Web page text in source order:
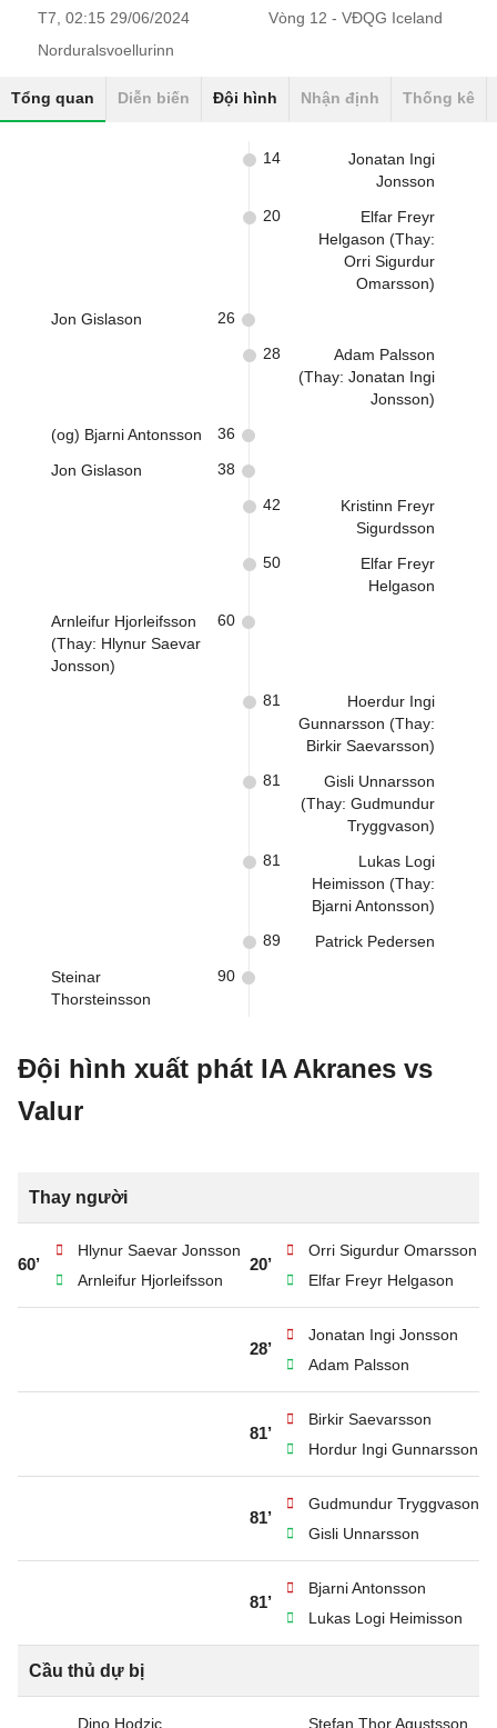
T7, 02:15 29/06/2024
Vòng 12 - VĐQG Iceland
Norduralsvoellurinn
Tổng quan Diễn biến Đội hình Nhận định Thống kê
Jonatan Ingi
Jonsson
14
Elfar Freyr
Helgason (Thay:
Orri Sigurdur
Omarsson)
20
Jon Gislason 26
Adam Palsson
(Thay: Jonatan Ingi
Jonsson)
28
(og) Bjarni Antonsson 36
Jon Gislason 38
Kristinn Freyr
Sigurdsson
42
Elfar Freyr
Helgason
50
Arnleifur Hjorleifsson
(Thay: Hlynur Saevar
Jonsson)
60
Hoerdur Ingi
Gunnarsson (Thay:
Birkir Saevarsson)
81
Gisli Unnarsson
(Thay: Gudmundur
Tryggvason)
81
Lukas Logi
Heimisson (Thay:
Bjarni Antonsson)
81
Patrick Pedersen
89
Steinar
Thorsteinsson
90
Đội hình xuất phát IA Akranes vs
Valur
Thay người
60’
Hlynur Saevar Jonsson
Arnleifur Hjorleifsson
20’
Orri Sigurdur Omarsson
Elfar Freyr Helgason
28’
Jonatan Ingi Jonsson
Adam Palsson
81’
Birkir Saevarsson
Hordur Ingi Gunnarsson
81’
Gudmundur Tryggvason
Gisli Unnarsson
81’
Bjarni Antonsson
Lukas Logi Heimisson
Cầu thủ dự bị
Dino Hodzic Stefan Thor Agustsson